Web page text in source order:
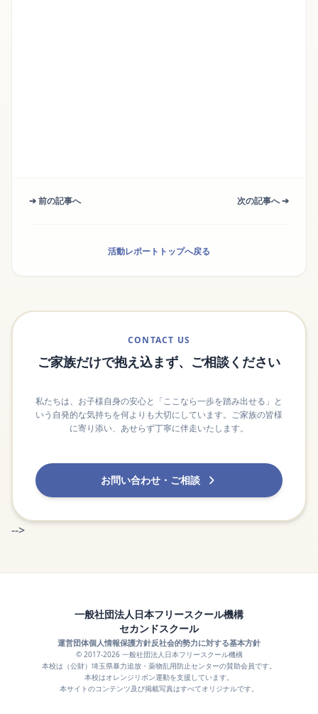
➔ 前の記事へ 次の記事へ ➔
活動レポートトップへ戻る
CONTACT US
ご家族だけで抱え込まず、ご相談ください
私たちは、お子様自身の安心と「ここなら一歩を踏み出せる」と
いう自発的な気持ちを何よりも大切にしています。ご家族の皆様
に寄り添い、あせらず丁寧に伴走いたします。
お問い合わせ・ご相談
-->
一般社団法人日本フリースクール機構
セカンドスクール
運営団体個人情報保護方針反社会的勢力に対する基本方針
© 2017-2026 一般社団法人日本フリースクール機構
本校は（公財）埼玉県暴力追放・薬物乱用防止センターの賛助会員です。
本校はオレンジリボン運動を支援しています。
本サイトのコンテンツ及び掲載写真はすべてオリジナルです。